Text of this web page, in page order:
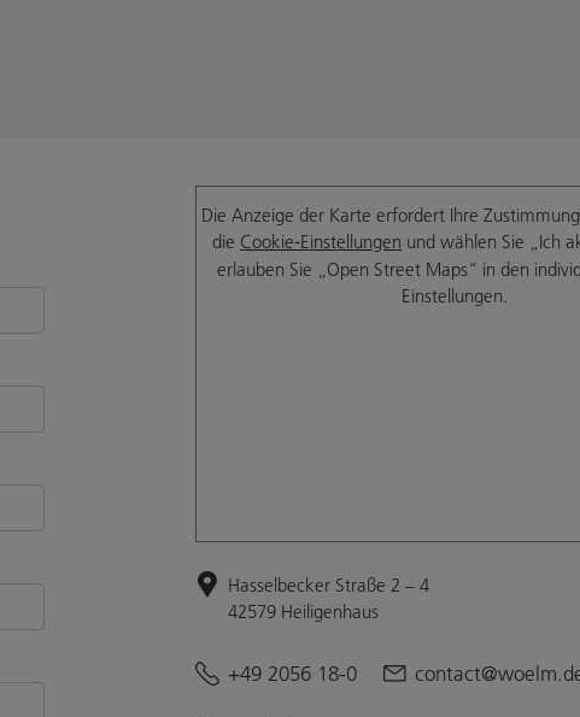
Die Anzeige der Karte erfordert Ihre
die Cookie-Einstellungen und wählen Sie „Ich
erlauben Sie „Open Street Maps“ in den
Einstellungen.
Hasselbecker Straße 2 – 4
42579 Heiligenhaus
+49 2056 18-0